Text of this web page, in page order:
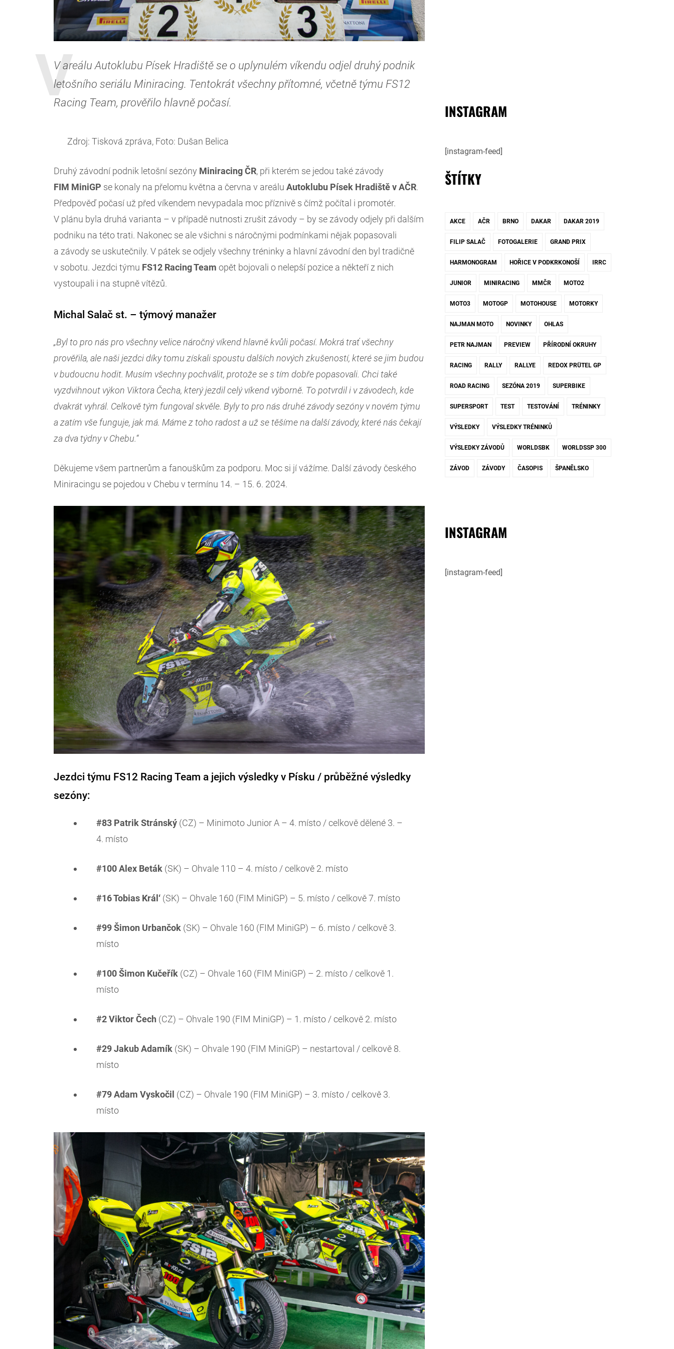
V areálu Autoklubu Písek Hradiště se o uplynulém víkendu odjel druhý podnik
letošního seriálu Miniracing. Tentokrát všechny přítomné, včetně týmu FS12
Racing Team, prověřilo hlavně počasí.
Zdroj: Tisková zpráva, Foto: Dušan Belica
Druhý závodní podnik letošní sezóny Miniracing ČR, při kterém se jedou také závody
FIM MiniGP se konaly na přelomu května a června v areálu Autoklubu Písek Hradiště v AČR.
Předpověď počasí už před víkendem nevypadala moc příznivě s čímž počítal i promotér.
V plánu byla druhá varianta – v případě nutnosti zrušit závody – by se závody odjely při dalším
podniku na této trati. Nakonec se ale všichni s náročnými podmínkami nějak popasovali
a závody se uskutečnily. V pátek se odjely všechny tréninky a hlavní závodní den byl tradičně
v sobotu. Jezdci týmu FS12 Racing Team opět bojovali o nelepší pozice a někteří z nich
vystoupali i na stupně vítězů.
Michal Salač st. – týmový manažer
„Byl to pro nás pro všechny velice náročný víkend hlavně kvůli počasí. Mokrá trať všechny
prověřila, ale naši jezdci díky tomu získali spoustu dalších nových zkušeností, které se jim budou
v budoucnu hodit. Musím všechny pochválit, protože se s tím dobře popasovali. Chci také
vyzdvihnout výkon Viktora Čecha, který jezdil celý víkend výborně. To potvrdil i v závodech, kde
dvakrát vyhrál. Celkově tým fungoval skvěle. Byly to pro nás druhé závody sezóny v novém týmu
a zatím vše funguje, jak má. Máme z toho radost a už se těšíme na další závody, které nás čekají
za dva týdny v Chebu.“
Děkujeme všem partnerům a fanouškům za podporu. Moc si jí vážíme. Další závody českého
Miniracingu se pojedou v Chebu v termínu 14. – 15. 6. 2024.
Jezdci týmu FS12 Racing Team a jejich výsledky v Písku / průběžné výsledky
sezóny:
#83 Patrik Stránský (CZ) – Minimoto Junior A – 4. místo / celkově dělené 3. –
4. místo
#100 Alex Beták (SK) – Ohvale 110 – 4. místo / celkově 2. místo
#16 Tobias Král‘ (SK) – Ohvale 160 (FIM MiniGP) – 5. místo / celkově 7. místo
#99 Šimon Urbančok (SK) – Ohvale 160 (FIM MiniGP) – 6. místo / celkově 3.
místo
#100 Šimon Kučeřík (CZ) – Ohvale 160 (FIM MiniGP) – 2. místo / celkově 1.
místo
#2 Viktor Čech (CZ) – Ohvale 190 (FIM MiniGP) – 1. místo / celkově 2. místo
#29 Jakub Adamík (SK) – Ohvale 190 (FIM MiniGP) – nestartoval / celkově 8.
místo
#79 Adam Vyskočil (CZ) – Ohvale 190 (FIM MiniGP) – 3. místo / celkově 3.
místo
INSTAGRAM
[instagram-feed]
ŠTÍTKY
AKCE AČR BRNO DAKAR DAKAR 2019
FILIP SALAČ FOTOGALERIE GRAND PRIX
HARMONOGRAM HOŘICE V PODKRKONOŠÍ IRRC
JUNIOR MINIRACING MMČR MOTO2
MOTO3 MOTOGP MOTOHOUSE MOTORKY
NAJMAN MOTO NOVINKY OHLAS
PETR NAJMAN PREVIEW PŘÍRODNÍ OKRUHY
RACING RALLY RALLYE REDOX PRÜTEL GP
ROAD RACING SEZÓNA 2019 SUPERBIKE
SUPERSPORT TEST TESTOVÁNÍ TRÉNINKY
VÝSLEDKY VÝSLEDKY TRÉNINKŮ
VÝSLEDKY ZÁVODŮ WORLDSBK WORLDSSP 300
ZÁVOD ZÁVODY ČASOPIS ŠPANĚLSKO
INSTAGRAM
[instagram-feed]